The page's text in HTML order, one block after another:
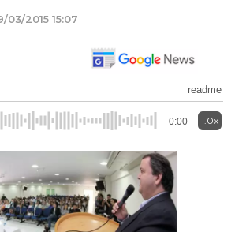
2015 15:07
readme
0:00 1.0x